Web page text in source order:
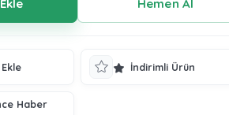
İndirimli Ürün
Haber